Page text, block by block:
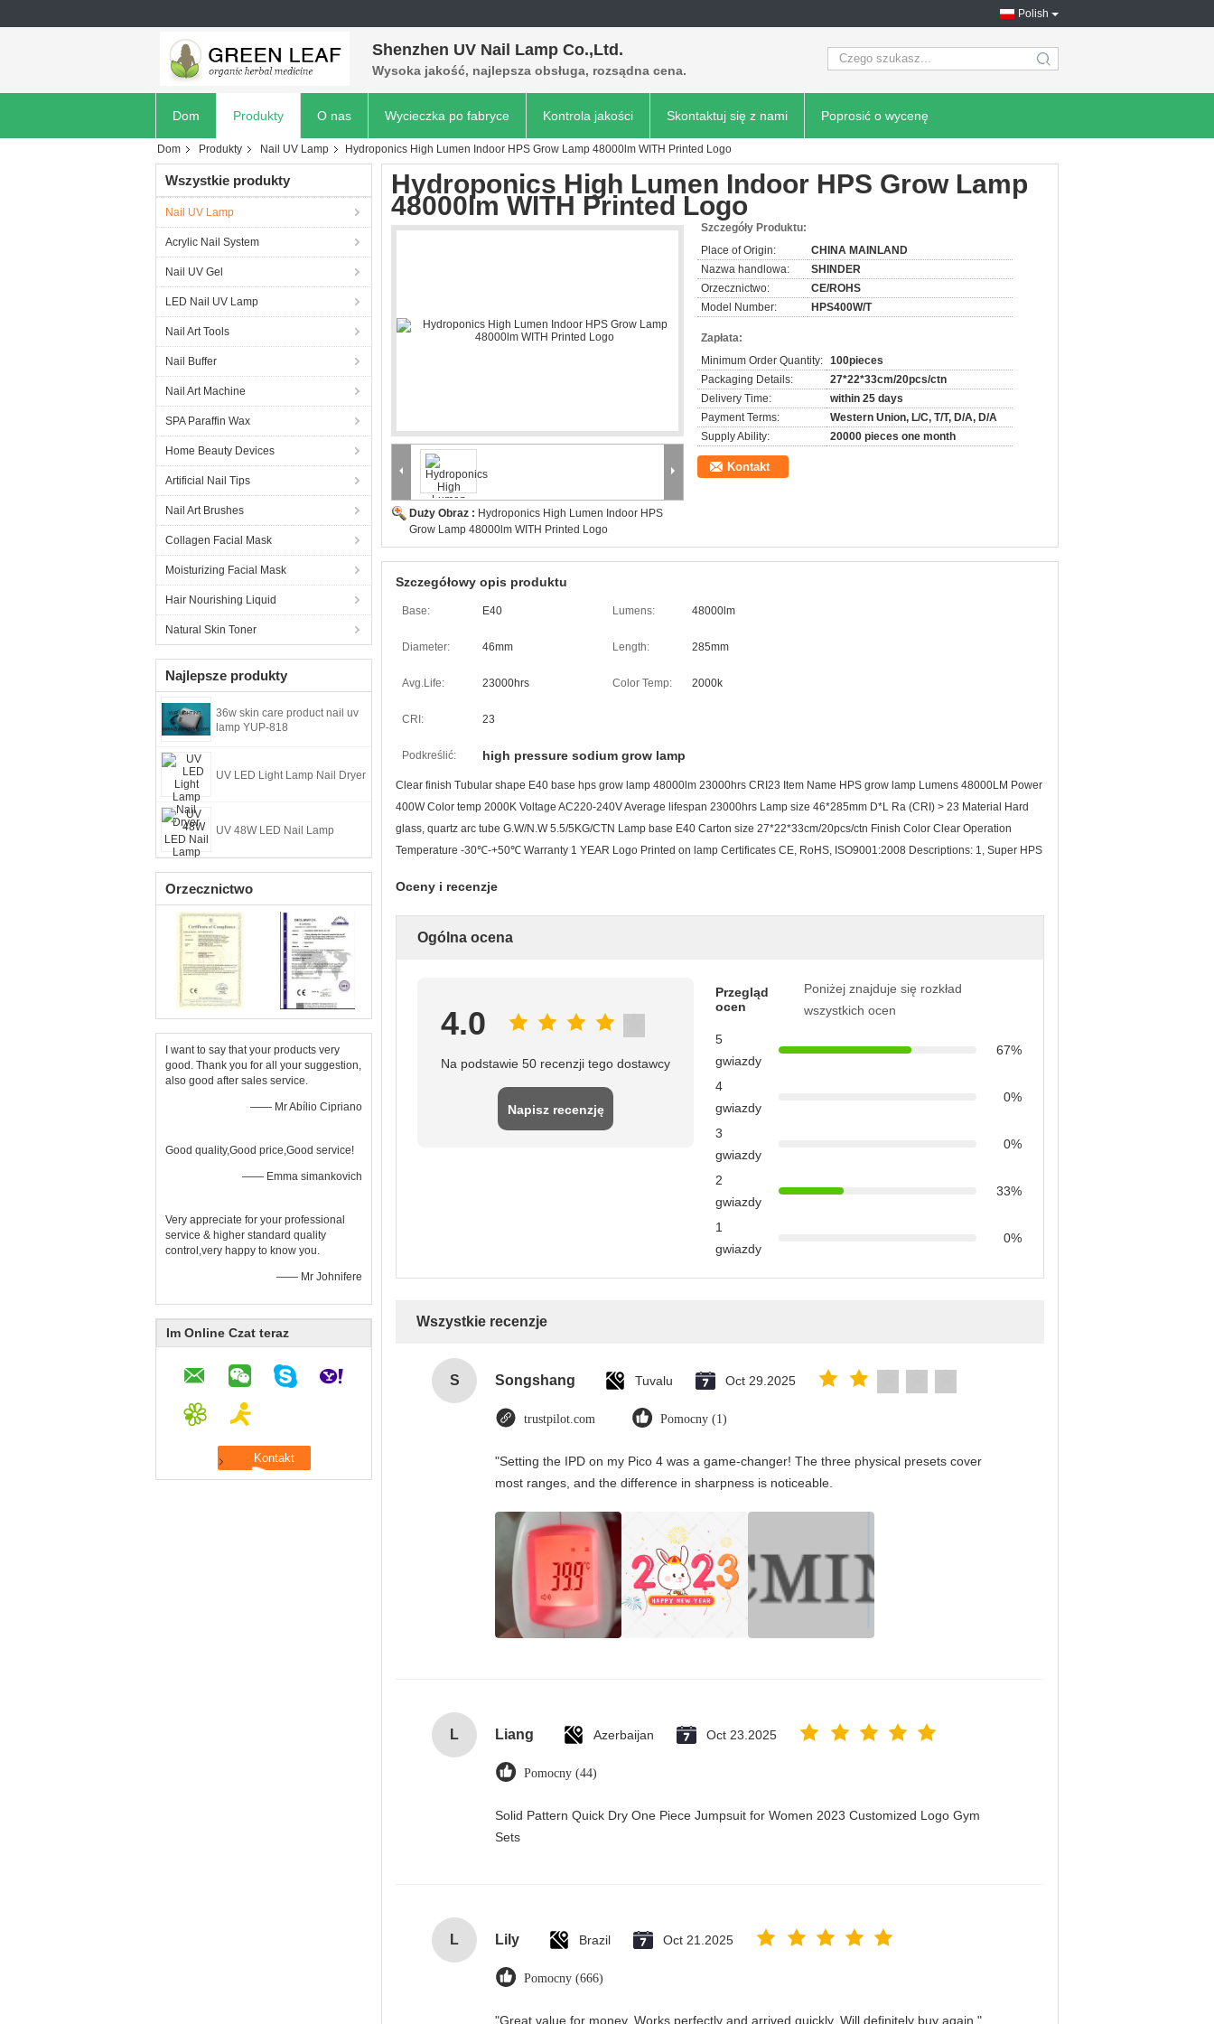
Polish
Shenzhen UV Nail Lamp Co.,Ltd.
Wysoka jakość, najlepsza obsługa, rozsądna cena. search
Dom Produkty O nas Wycieczka po fabryce Kontrola jakości Skontaktuj się z nami Poprosić o wycenę
Dom Produkty Nail UV Lamp Hydroponics High Lumen Indoor HPS Grow Lamp 48000lm WITH Printed Logo
Wszystkie produkty
Nail UV Lamp
Acrylic Nail System
Nail UV Gel
LED Nail UV Lamp
Nail Art Tools
Nail Buffer
Nail Art Machine
SPA Paraffin Wax
Home Beauty Devices
Artificial Nail Tips
Nail Art Brushes
Collagen Facial Mask
Moisturizing Facial Mask
Hair Nourishing Liquid
Natural Skin Toner
Najlepsze produkty
36w skin care product nail uv
lamp YUP-818
UV LED Light Lamp Nail Dryer
UV 48W LED Nail Lamp
Orzecznictwo
I want to say that your products very
good. Thank you for all your suggestion,
also good after sales service.
—— Mr Abílio Cipriano
Good quality,Good price,Good service!
—— Emma simankovich
Very appreciate for your professional
service & higher standard quality
control,very happy to know you.
—— Mr Johnifere
Im Online Czat teraz
Hydroponics High Lumen Indoor HPS Grow Lamp
48000lm WITH Printed Logo
Duży Obraz : Hydroponics High Lumen Indoor HPS
Grow Lamp 48000lm WITH Printed Logo
Szczegóły Produktu:
Place of Origin:
CHINA MAINLAND
Nazwa handlowa:
SHINDER
Orzecznictwo:
CE/ROHS
Model Number:
HPS400W/T
Zapłata:
Minimum Order Quantity: 100pieces
Packaging Details:
27*22*33cm/20pcs/ctn
Delivery Time:
within 25 days
Payment Terms:
Western Union, L/C, T/T, D/A, D/A
Supply Ability:
20000 pieces one month
Kontakt
Szczegółowy opis produktu
Base: E40 Lumens: 48000lm
Diameter: 46mm Length: 285mm
Avg.Life: 23000hrs Color Temp: 2000k
CRI: 23
Podkreślić: high pressure sodium grow lamp
Clear finish Tubular shape E40 base hps grow lamp 48000lm 23000hrs CRI23 Item Name HPS grow lamp Lumens 48000LM Power
400W Color temp 2000K Voltage AC220-240V Average lifespan 23000hrs Lamp size 46*285mm D*L Ra (CRI) > 23 Material Hard
glass, quartz arc tube G.W/N.W 5.5/5KG/CTN Lamp base E40 Carton size 27*22*33cm/20pcs/ctn Finish Color Clear Operation
Temperature -30℃-+50℃ Warranty 1 YEAR Logo Printed on lamp Certificates CE, RoHS, ISO9001:2008 Descriptions: 1, Super HPS
Oceny i recenzje
Ogólna ocena
4.0
Na podstawie 50 recenzji tego dostawcy
Napisz recenzję
Przegląd
ocen
Poniżej znajduje się rozkład
wszystkich ocen
5
gwiazdy
67%
4
gwiazdy
0%
3
gwiazdy
0%
2
gwiazdy
33%
1
gwiazdy
0%
Wszystkie recenzje
S Songshang Tuvalu Oct 29.2025
trustpilot.com Pomocny (1)
"Setting the IPD on my Pico 4 was a game-changer! The three physical presets cover
most ranges, and the difference in sharpness is noticeable.
L Liang Azerbaijan Oct 23.2025
Pomocny (44)
Solid Pattern Quick Dry One Piece Jumpsuit for Women 2023 Customized Logo Gym
Sets
L Lily Brazil Oct 21.2025
Pomocny (666)
"Great value for money. Works perfectly and arrived quickly. Will definitely buy again."